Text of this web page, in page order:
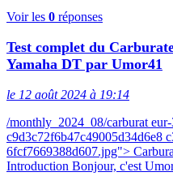
Voir les 0 réponses
Test complet du
Yamaha DT par Umor41
le 12 août 2024 à 19:14
/monthly_2024_08/carburat
c9d3c72f6b47c49005d34d6e8
6fcf7669388d607.jpg">
Introduction Bonjour, c'est